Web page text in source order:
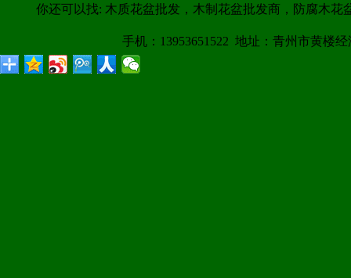
你还可以找: 木质花盆批发，木制花盆批发商，防腐木
手机：13953651522 地址：青州市黄楼